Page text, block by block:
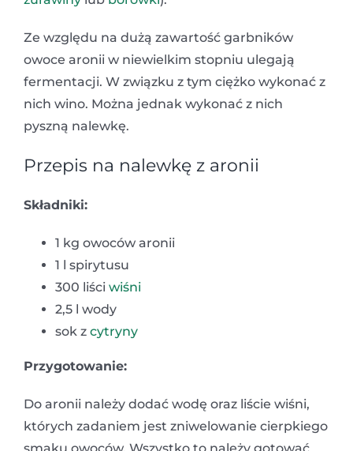
Ze względu na dużą zawartość garbników
owoce aronii w niewielkim stopniu ulegają
fermentacji. W związku z tym ciężko wykonać z
nich wino. Można jednak wykonać z nich
pyszną nalewkę.
Przepis na nalewkę z aronii
Składniki:
1 kg owoców aronii
1 l spirytusu
300 liści wiśni
2,5 l wody
sok z cytryny
Przygotowanie:
Do aronii należy dodać wodę oraz liście wiśni,
których zadaniem jest zniwelowanie cierpkiego